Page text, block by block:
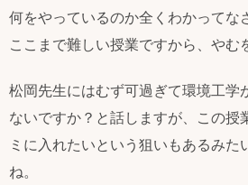
何をやっているのか全くわかってな
ここまで難しい授業ですから、やむ
松岡先生にはむず可過ぎて環境工学
ないですか？と話しますが、この授
ミに入れたいという狙いもあるみた
ね。